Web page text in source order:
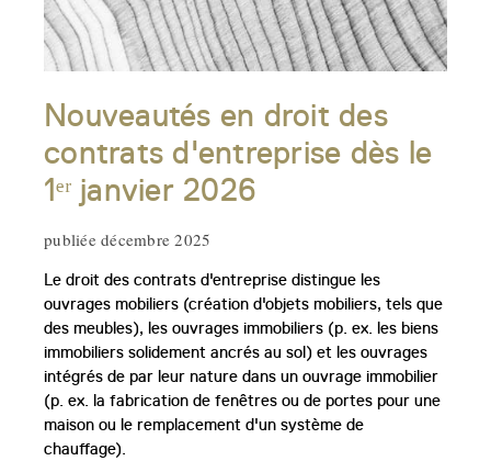
Nouveautés en droit des
contrats d'entreprise dès le
1ᵉʳ janvier 2026
publiée décembre 2025
Le droit des contrats d'entreprise distingue les
ouvrages mobiliers (création d'objets mobiliers, tels que
des meubles), les ouvrages immobiliers (p. ex. les biens
immobiliers solidement ancrés au sol) et les ouvrages
intégrés de par leur nature dans un ouvrage immobilier
(p. ex. la fabrication de fenêtres ou de portes pour une
maison ou le remplacement d'un système de
chauffage).